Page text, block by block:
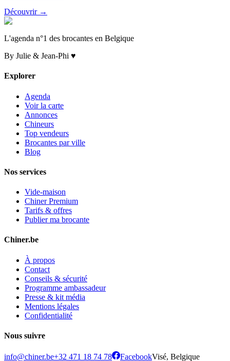
Découvrir →
L'agenda n°1 des brocantes en Belgique
By Julie & Jean-Phi ♥
Explorer
Agenda
Voir la carte
Annonces
Chineurs
Top vendeurs
Brocantes par ville
Blog
Nos services
Vide-maison
Chiner Premium
Tarifs & offres
Publier ma brocante
Chiner.be
À propos
Contact
Conseils & sécurité
Programme ambassadeur
Presse & kit média
Mentions légales
Confidentialité
Nous suivre
info@chiner.be+32 471 18 74 78 FacebookVisé, Belgique